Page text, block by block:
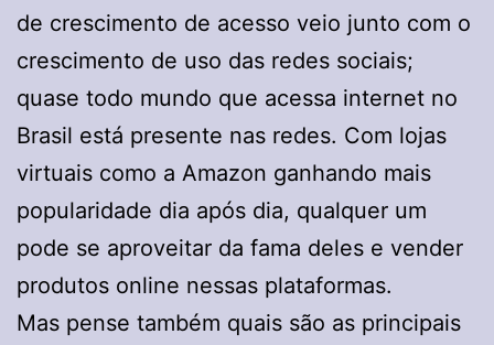
de crescimento de acesso veio junto com o
crescimento de uso das redes sociais;
quase todo mundo que acessa internet no
Brasil está presente nas redes. Com lojas
virtuais como a Amazon ganhando mais
popularidade dia após dia, qualquer um
pode se aproveitar da fama deles e vender
produtos online nessas plataformas.
Mas pense também quais são as principais